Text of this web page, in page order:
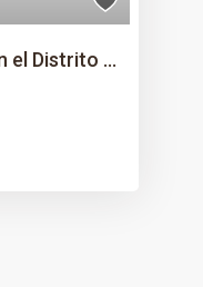
el Distrito ...